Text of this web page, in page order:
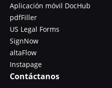
Aplicación móvil DocHub
pdfFiller
US Legal Forms
SignNow
altaFlow
Instapage
Contáctanos